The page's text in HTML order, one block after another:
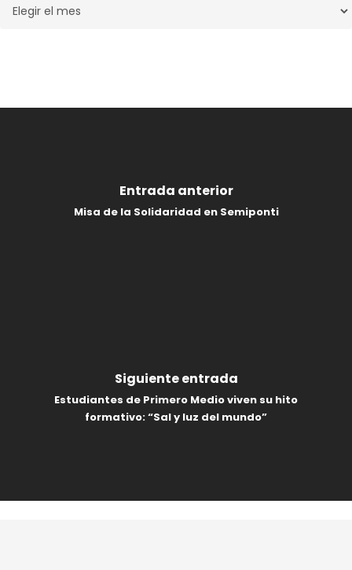
Entrada anterior
Misa de la Solidaridad en Semiponti
Siguiente entrada
Estudiantes de Primero Medio viven su hito
formativo: “Sal y luz del mundo”